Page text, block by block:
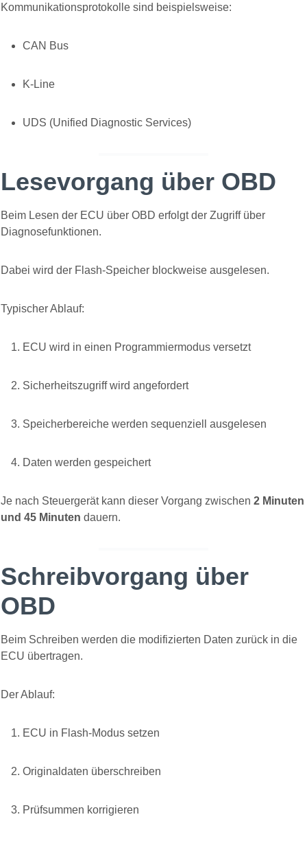
Kommunikationsprotokolle sind beispielsweise:
CAN Bus
K-Line
UDS (Unified Diagnostic Services)
Lesevorgang über OBD
Beim Lesen der ECU über OBD erfolgt der Zugriff über
Diagnosefunktionen.
Dabei wird der Flash-Speicher blockweise ausgelesen.
Typischer Ablauf:
ECU wird in einen Programmiermodus versetzt
Sicherheitszugriff wird angefordert
Speicherbereiche werden sequenziell ausgelesen
Daten werden gespeichert
Je nach Steuergerät kann dieser Vorgang zwischen 2 Minuten
und 45 Minuten dauern.
Schreibvorgang über
OBD
Beim Schreiben werden die modifizierten Daten zurück in die
ECU übertragen.
Der Ablauf:
ECU in Flash-Modus setzen
Originaldaten überschreiben
Prüfsummen korrigieren